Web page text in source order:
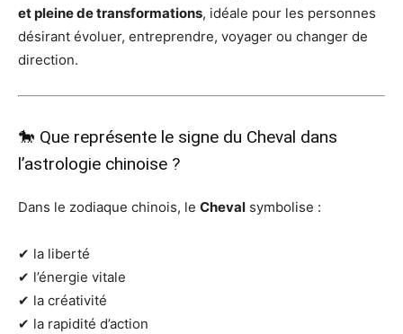
et pleine de transformations, idéale pour les personnes
désirant évoluer, entreprendre, voyager ou changer de
direction.
🐎 Que représente le signe du Cheval dans
l’astrologie chinoise ?
Dans le zodiaque chinois, le Cheval symbolise :
✔ la liberté
✔ l’énergie vitale
✔ la créativité
✔ la rapidité d’action